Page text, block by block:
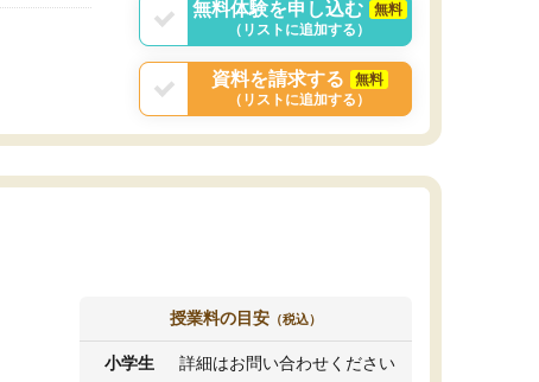
無料体験を申し込む
無料
（リストに追加する）
資料を請求する
無料
（リストに追加する）
授業料の目安 （税込）
小学生 詳細はお問い合わせください